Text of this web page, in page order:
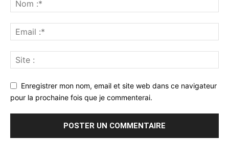
Enregistrer mon nom, email et site web dans ce navigateur
pour la prochaine fois que je commenterai.